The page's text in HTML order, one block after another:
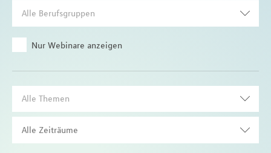
Alle Berufsgruppen
Nur Webinare anzeigen
Alle Themen